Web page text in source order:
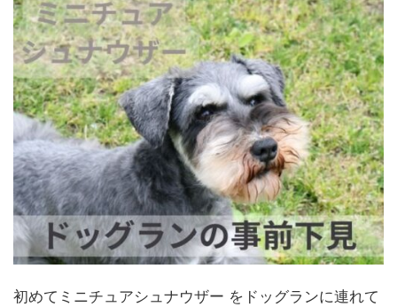
初めてミニチュアシュナウザー をドッグランに連れて